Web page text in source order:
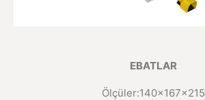
EBATLAR
Ölçüler:140x167x215